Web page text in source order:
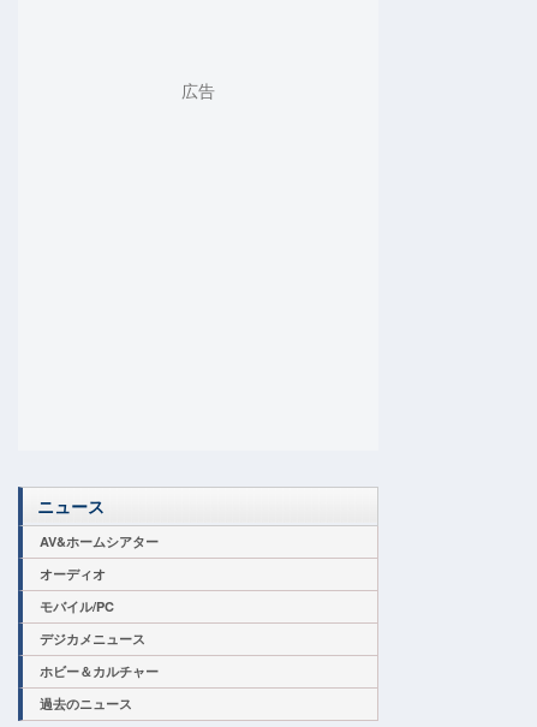
ニュース
AV&ホームシアター
オーディオ
モバイル/PC
デジカメニュース
ホビー＆カルチャー
過去のニュース